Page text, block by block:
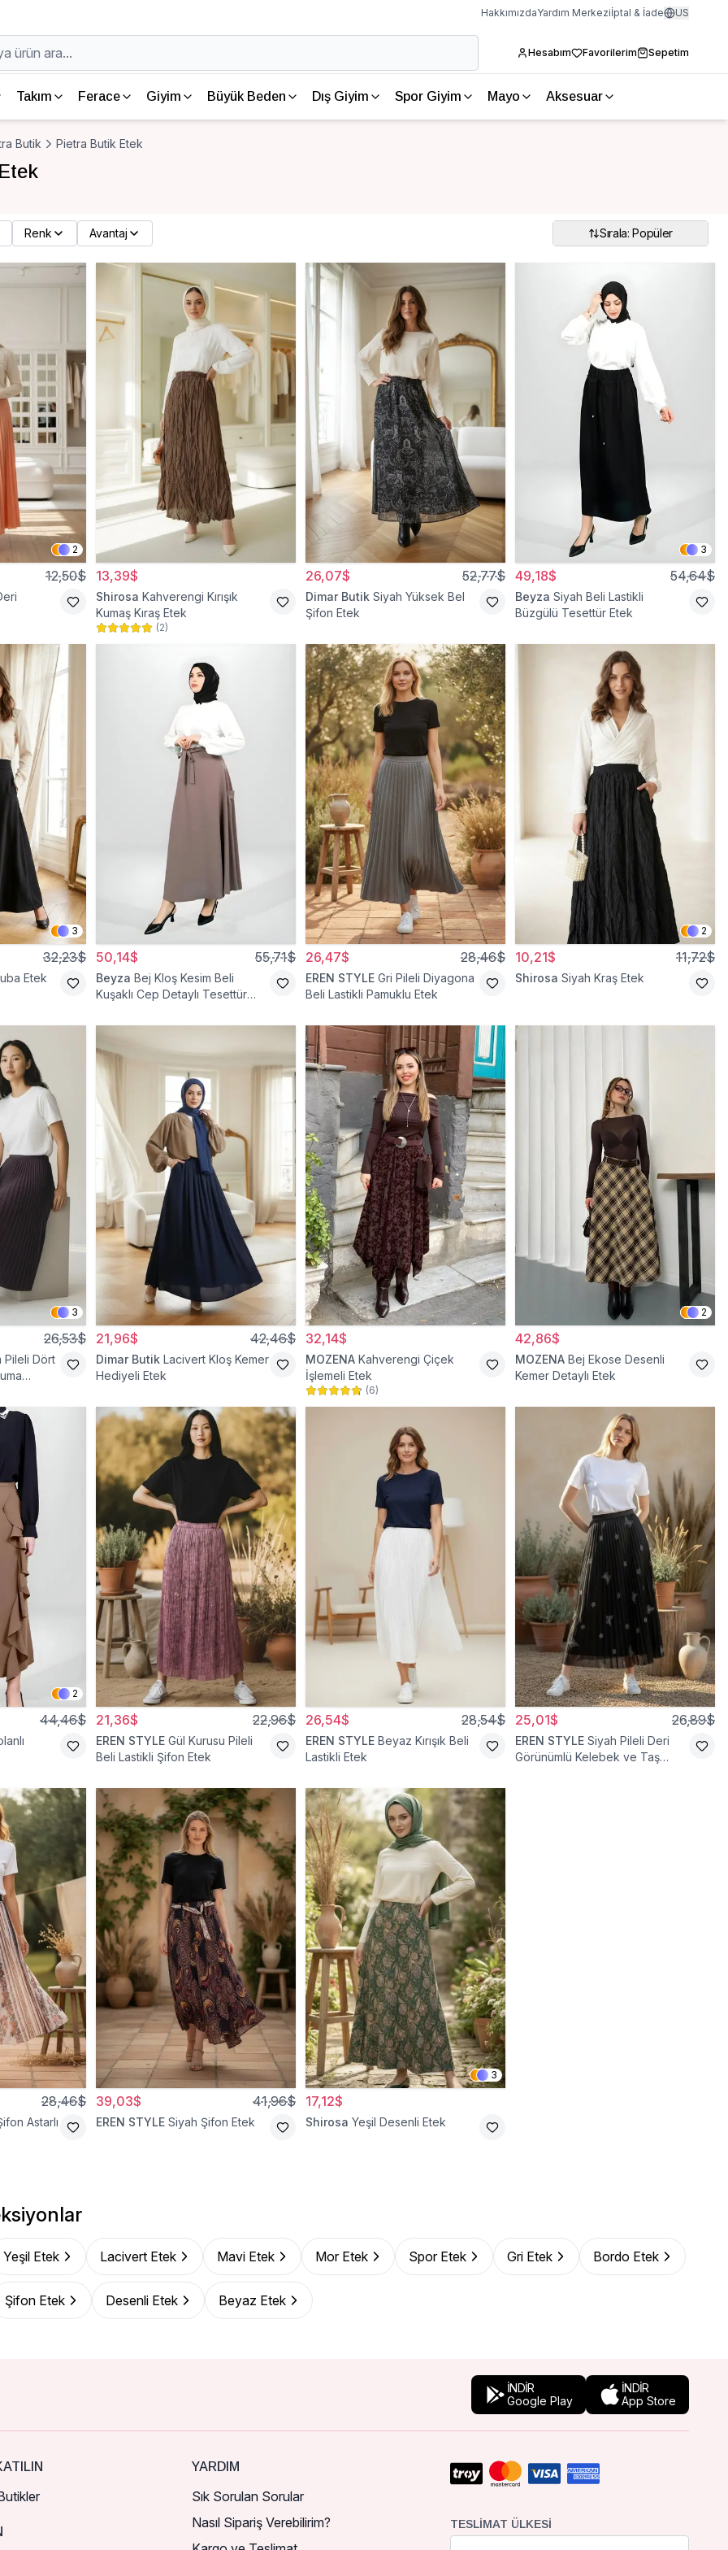
HakkımızdaYardım Merkeziİptal & İade US
Hesabım Favorilerim Sepetim
Takım Ferace Giyim Büyük Beden Dış Giyim Spor Giyim Mayo Aksesuar
Butik Pietra Butik Etek
Renk Avantaj Sırala: Popüler
2
12,50$ 13,39$
Shirosa Kahverengi Kırışık
Kumaş Kıraş Etek
(2)
26,07$ 52,77$
Dimar Butik Siyah Yüksek Bel
Şifon Etek
3
49,18$ 54,64$
Beyza Siyah Beli Lastikli
Büzgülü Tesettür Etek
3
32,23$
Etek
50,14$ 55,71$
Beyza Bej Kloş Kesim Beli
Kuşaklı Cep Detaylı Tesettür
26,47$ 28,46$
EREN STYLE Gri Pileli Diyagona
Beli Lastikli Pamuklu Etek
2
10,21$ 11,72$
Shirosa Siyah Kraş Etek
3
26,53$
Pileli Dört
21,96$ 42,46$
Dimar Butik Lacivert Kloş Kemer
Hediyeli Etek
32,14$
MOZENA Kahverengi Çiçek
İşlemeli Etek
(6)
2
42,86$
MOZENA Bej Ekose Desenli
Kemer Detaylı Etek
2
44,46$ 21,36$ 22,96$
EREN STYLE Gül Kurusu Pileli
Beli Lastikli Şifon Etek
26,54$ 28,54$
EREN STYLE Beyaz Kırışık Beli
Lastikli Etek
25,01$ 26,89$
EREN STYLE Siyah Pileli Deri
Görünümlü Kelebek ve Taş
28,46$
Astarlı
39,03$ 41,96$
EREN STYLE Siyah Şifon Etek
3
17,12$
Shirosa Yeşil Desenli Etek
Yeşil Etek Lacivert Etek Mavi Etek Mor Etek Spor Etek Gri Etek Bordo Etek
Şifon Etek Desenli Etek Beyaz Etek
İNDİR
Google Play
İNDİR
App Store
YARDIM
Sık Sorulan Sorular
Nasıl Sipariş Verebilirim?
TESLIMAT ÜLKESI